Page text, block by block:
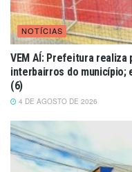
NOTÍCIAS
VEM AÍ: Prefeitura
interbairros do município;
(6)
4 DE AGOSTO DE 2026